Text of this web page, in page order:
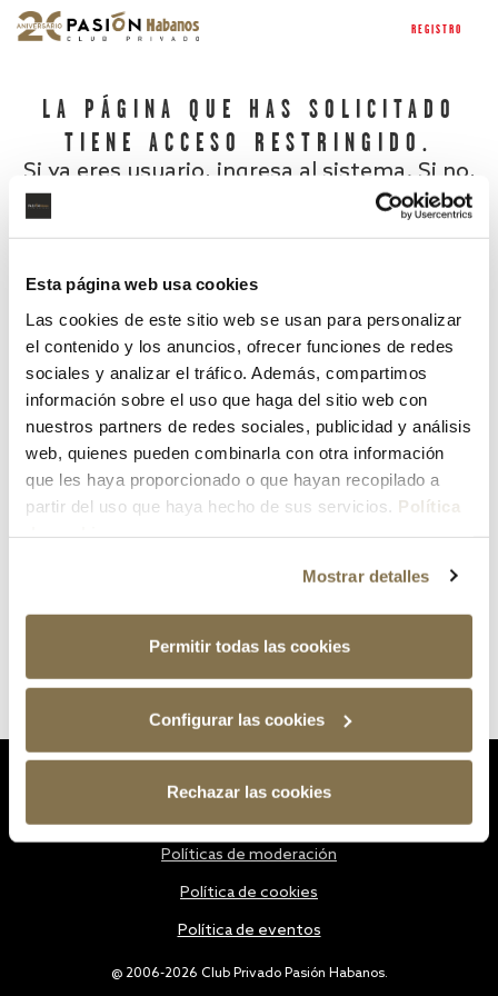
Esta página web usa cookies
Las cookies de este sitio web se usan para personalizar
el contenido y los anuncios, ofrecer funciones de redes
sociales y analizar el tráfico. Además, compartimos
información sobre el uso que haga del sitio web con
nuestros partners de redes sociales, publicidad y análisis
web, quienes pueden combinarla con otra información
que les haya proporcionado o que hayan recopilado a
partir del uso que haya hecho de sus servicios. Política
Mostrar detalles
Permitir todas las cookies
Configurar las cookies
Rechazar las cookies
REGISTRO
LA PÁGINA QUE HAS SOLICITADO
TIENE ACCESO RESTRINGIDO.
Si ya eres usuario, ingresa al sistema. Si no,
¿Has olvidado tu contraseña?
@ 2006-2026 Club Privado Pasión Habanos.
Políticas de moderación
Política de cookies
Política de eventos